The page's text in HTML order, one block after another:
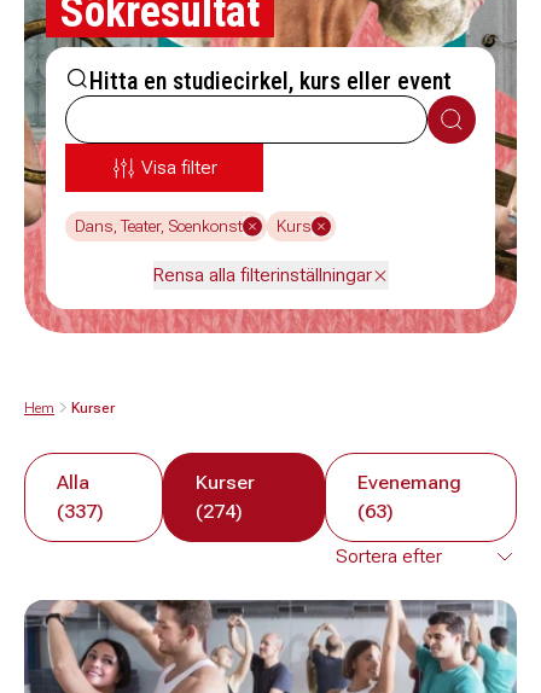
Sökresultat
Hitta en studiecirkel, kurs eller event
Sök
Visa filter
Dans, Teater, Scenkonst Kurs
Rensa alla filterinställningar
Hem Kurser
Alla
(337)
Kurser
(274)
Evenemang
(63)